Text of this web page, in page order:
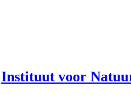
Instituut voor